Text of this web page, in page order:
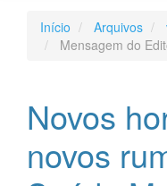
Início Arquivos
Mensagem do
Novos
novos